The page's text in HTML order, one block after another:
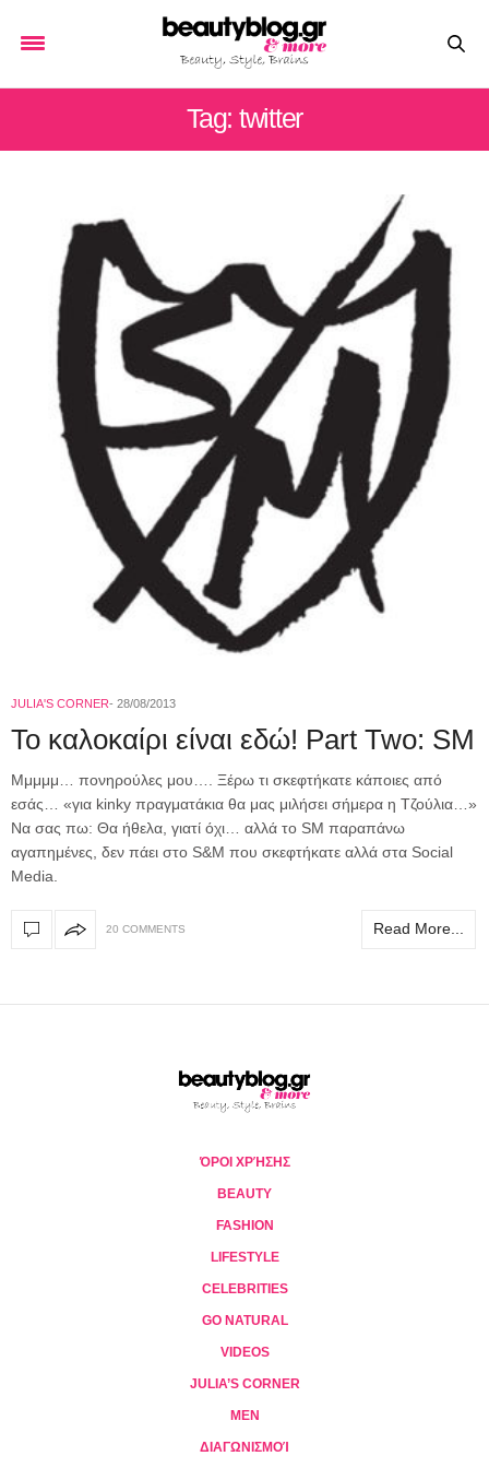
Tag: twitter
JULIA'S CORNER 28/08/2013
To καλοκαίρι είναι εδώ! Part Two: SM
Mμμμμ… πoνηρούλες μου…. Ξέρω τι σκεφτήκατε κάποιες από
εσάς… «για kinky πραγματάκια θα μας μιλήσει σήμερα η Τζούλια…»
Να σας πω: Θα ήθελα, γιατί όχι… αλλά το SM παραπάνω
αγαπημένες, δεν πάει στο S&M που σκεφτήκατε αλλά στα Social
Media.
20 COMMENTS Read More...
ΌΡΟΙ ΧΡΉΣΗΣ
BEAUTY
FASHION
LIFESTYLE
CELEBRITIES
GO NATURAL
VIDEOS
JULIA’S CORNER
MEN
ΔΙΑΓΩΝΙΣΜΟΊ